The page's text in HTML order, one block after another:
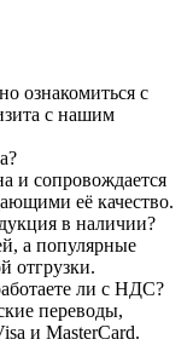
ознакомиться с
с нашим
и сопровождается
её качество.
в наличии?
а популярные
отгрузки.
ли с НДС?
переводы,
и MasterCard.